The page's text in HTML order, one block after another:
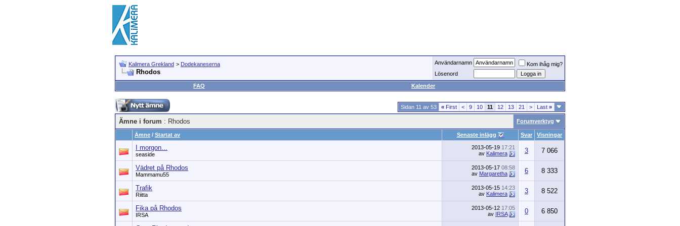
Kalimera Grekland > Dodekaneserna
Rhodos
Användarnamn
Kom ihåg mig?
Lösenord
FAQ
Kalender
Sidan 11 av 53 « First < 9 10 11 12 13 21 > Last »
Ämne i forum : Rhodos Forumverktyg
Ämne / Startat av Senaste inlägg Svar Visningar
I morgon...
seaside
2013-05-19 17:21
av Kalimera 3 7 066
Vädret på Rhodos
Mammamu55
2013-05-17 08:58
av Margaretha 6 8 333
Trafik
Riitta
2013-05-15 14:23
av Kalimera 3 8 522
Fika på Rhodos
IRSA
2013-05-12 17:05
av IRSA 0 6 850